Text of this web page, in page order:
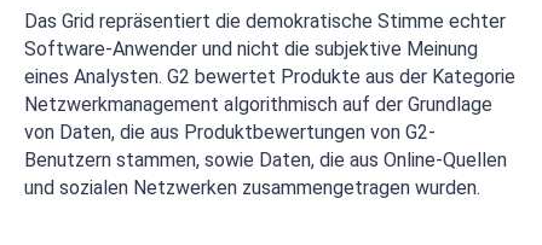
Das Grid repräsentiert die demokratische Stimme echter
Software-Anwender und nicht die subjektive Meinung
eines Analysten. G2 bewertet Produkte aus der Kategorie
Netzwerkmanagement algorithmisch auf der Grundlage
von Daten, die aus Produktbewertungen von G2-
Benutzern stammen, sowie Daten, die aus Online-Quellen
und sozialen Netzwerken zusammengetragen wurden.